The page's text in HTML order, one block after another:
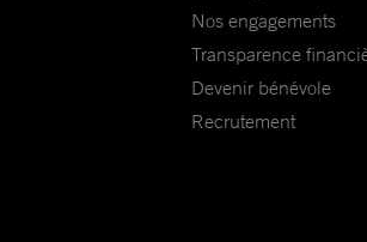
Nos engagements
Transparence
Devenir bénévole
Recrutement